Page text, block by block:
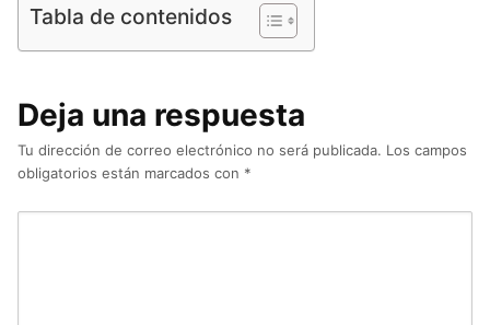
Tabla de contenidos
Deja una respuesta
Tu dirección de correo electrónico no será publicada. Los campos
obligatorios están marcados con *